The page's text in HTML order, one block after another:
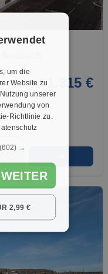
1.315 €
4
um die
Website zu
unserer
von
Richtlinie zu.
(602) →
2,99 €